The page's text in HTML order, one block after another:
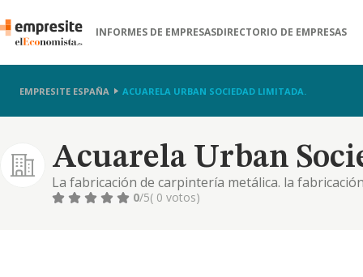
INFORMES DE EMPRESASDIRECTORIO DE EMPRESAS
EMPRESITE ESPAÑA ACUARELA URBAN SOCIEDAD LIMITADA.
Acuarela Urban
La fabricación de carpintería metálica. la
carpintería y ebanistería para la construcción.
0/5( 0 votos)